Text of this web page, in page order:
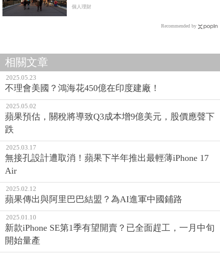
模式…
個人理財
Recommended by
相關文章
2025.05.23
不理會美國？鴻海花450億在印度建廠！
2025.05.02
蘋果預估，關稅將導致Q3成本增9億美元，股價應聲下
跌
2025.03.17
無接孔設計遭取消！蘋果下半年推出最輕薄iPhone 17
Air
2025.02.12
蘋果傳出與阿里巴巴結盟？為AI進軍中國鋪路
2025.01.10
新款iPhone SE第1季有望開賣？已全面趕工，一月中旬
開始量產